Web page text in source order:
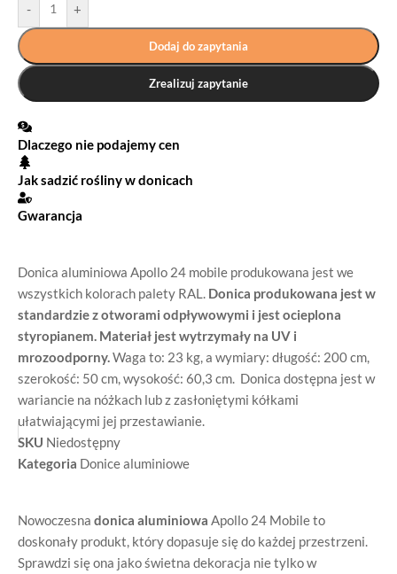
Donica aluminiowa Apollo 24 mobile produkowana jest we
wszystkich kolorach palety RAL. Donica produkowana jest w
standardzie z otworami odpływowymi i jest ocieplona
styropianem. Materiał jest wytrzymały na UV i
mrozoodporny. Waga to: 23 kg, a wymiary: długość: 200 cm,
szerokość: 50 cm, wysokość: 60,3 cm. Donica dostępna jest w
wariancie na nóżkach lub z zasłoniętymi kółkami
ułatwiającymi jej przestawianie.
SKU Niedostępny
Kategoria Donice aluminiowe
Nowoczesna donica aluminiowa Apollo 24 Mobile to
doskonały produkt, który dopasuje się do każdej przestrzeni.
Sprawdzi się ona jako świetna dekoracja nie tylko w
- +
Dodaj do zapytania
Zrealizuj zapytanie
Dlaczego nie podajemy cen
Jak sadzić rośliny w donicach
Gwarancja